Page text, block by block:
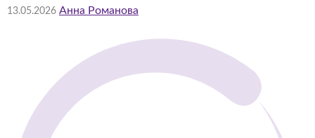
13.05.2026 Анна Романова